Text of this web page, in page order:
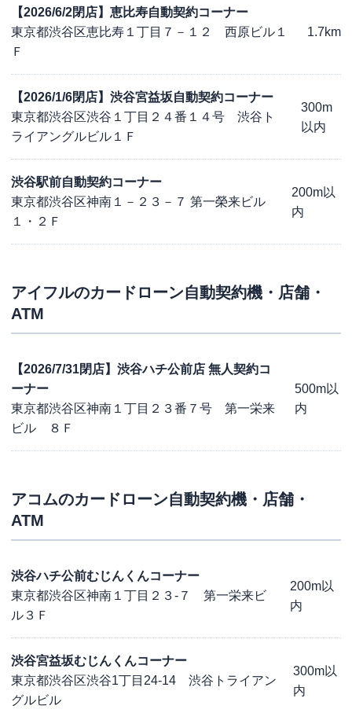
【2026/6/2閉店】恵比寿自動契約コーナー
東京都渋谷区恵比寿１丁目７－１２ 西原ビル１
Ｆ
1.7km
【2026/1/6閉店】渋谷宮益坂自動契約コーナー
東京都渋谷区渋谷１丁目２４番１４号 渋谷ト
ライアングルビル１Ｆ
300m
以内
渋谷駅前自動契約コーナー
東京都渋谷区神南１－２３－７ 第一榮来ビル
１・２Ｆ
200m以
内
アイフルのカードローン自動契約機・店舗・
ATM
【2026/7/31閉店】渋谷ハチ公前店 無人契約コ
ーナー
東京都渋谷区神南１丁目２３番７号 第一栄来
ビル ８Ｆ
500m以
内
アコムのカードローン自動契約機・店舗・
ATM
渋谷ハチ公前むじんくんコーナー
東京都渋谷区神南１丁目２３-７ 第一栄来ビ
ル３Ｆ
200m以
内
渋谷宮益坂むじんくんコーナー
東京都渋谷区渋谷1丁目24-14 渋谷トライアン
グルビル
300m以
内